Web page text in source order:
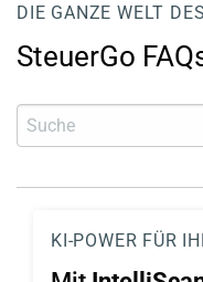
DIE GANZE WELT
SteuerGo
KI-POWER FÜR